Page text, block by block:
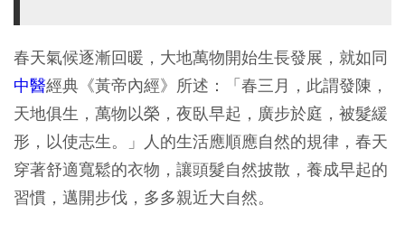
春天氣候逐漸回暖，大地萬物開始生長發展，就如同
中醫經典《黃帝內經》所述：「春三月，此謂發陳，
天地俱生，萬物以榮，夜臥早起，廣步於庭，被髮緩
形，以使志生。」人的生活應順應自然的規律，春天
穿著舒適寬鬆的衣物，讓頭髮自然披散，養成早起的
習慣，邁開步伐，多多親近大自然。